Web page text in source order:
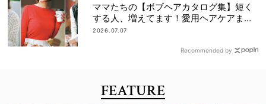
ママたちの【ボブヘアカタログ集】短く
する人、増えてます！愛用ヘアケアまで
全部見せ
2026.07.07
Recommended by
FEATURE